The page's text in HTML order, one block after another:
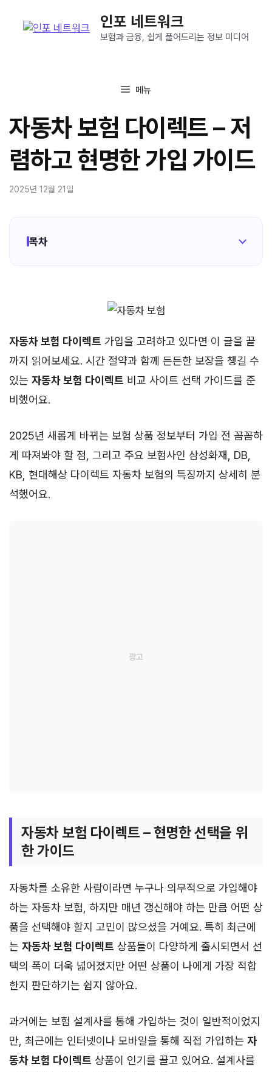
인포 네트워크
보험과 금융, 쉽게 풀어드리는 정보 미디어
메뉴
자동차 보험 다이렉트 – 저
렴하고 현명한 가입 가이드
2025년 12월 21일
목차
자동차 보험 다이렉트 가입을 고려하고 있다면 이 글을 끝
까지 읽어보세요. 시간 절약과 함께 든든한 보장을 챙길 수
있는 자동차 보험 다이렉트 비교 사이트 선택 가이드를 준
비했어요.
2025년 새롭게 바뀌는 보험 상품 정보부터 가입 전 꼼꼼하
게 따져봐야 할 점, 그리고 주요 보험사인 삼성화재, DB,
KB, 현대해상 다이렉트 자동차 보험의 특징까지 상세히 분
석했어요.
자동차 보험 다이렉트 – 현명한 선택을 위
한 가이드
자동차를 소유한 사람이라면 누구나 의무적으로 가입해야
하는 자동차 보험, 하지만 매년 갱신해야 하는 만큼 어떤 상
품을 선택해야 할지 고민이 많으셨을 거예요. 특히 최근에
는 자동차 보험 다이렉트 상품들이 다양하게 출시되면서 선
택의 폭이 더욱 넓어졌지만 어떤 상품이 나에게 가장 적합
한지 판단하기는 쉽지 않아요.
과거에는 보험 설계사를 통해 가입하는 것이 일반적이었지
만, 최근에는 인터넷이나 모바일을 통해 직접 가입하는 자
동차 보험 다이렉트 상품이 인기를 끌고 있어요. 설계사를